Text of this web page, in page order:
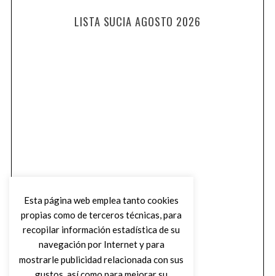
LISTA SUCIA AGOSTO 2026
Esta página web emplea tanto cookies
propias como de terceros técnicas, para
recopilar información estadística de su
navegación por Internet y para
mostrarle publicidad relacionada con sus